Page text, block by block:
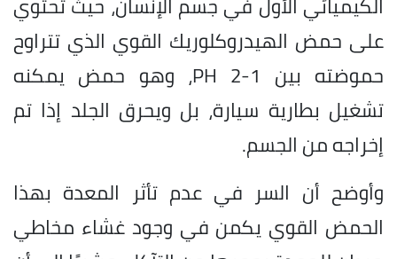
على حمض الهيدروكلوريك القوي الذي تتراوح
حموضته بين 1-2 PH، وهو حمض يمكنه
تشغيل بطارية سيارة، بل ويحرق الجلد إذا تم
إخراجه من الجسم.
وأوضح أن السر في عدم تأثر المعدة بهذا
الحمض القوي يكمن في وجود غشاء مخاطي